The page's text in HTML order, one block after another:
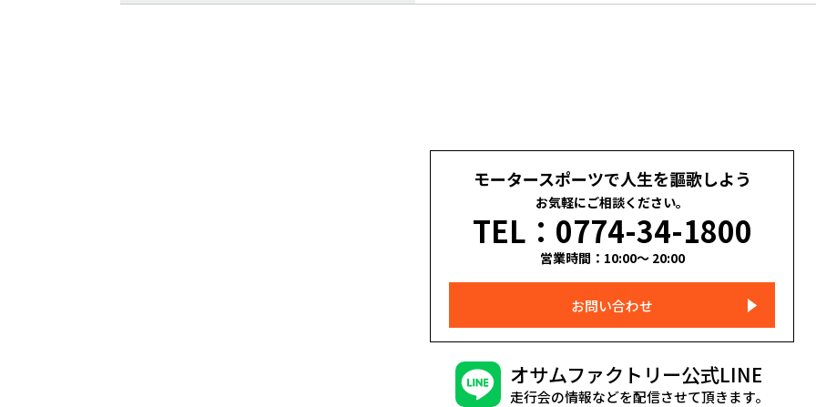
モータースポーツで人生を謳歌しよう
お気軽にご相談ください。
TEL：0774-34-1800
営業時間：10:00～ 20:00
お問い合わせ
オサムファクトリー公式LINE
走行会の情報などを配信させて頂きます。